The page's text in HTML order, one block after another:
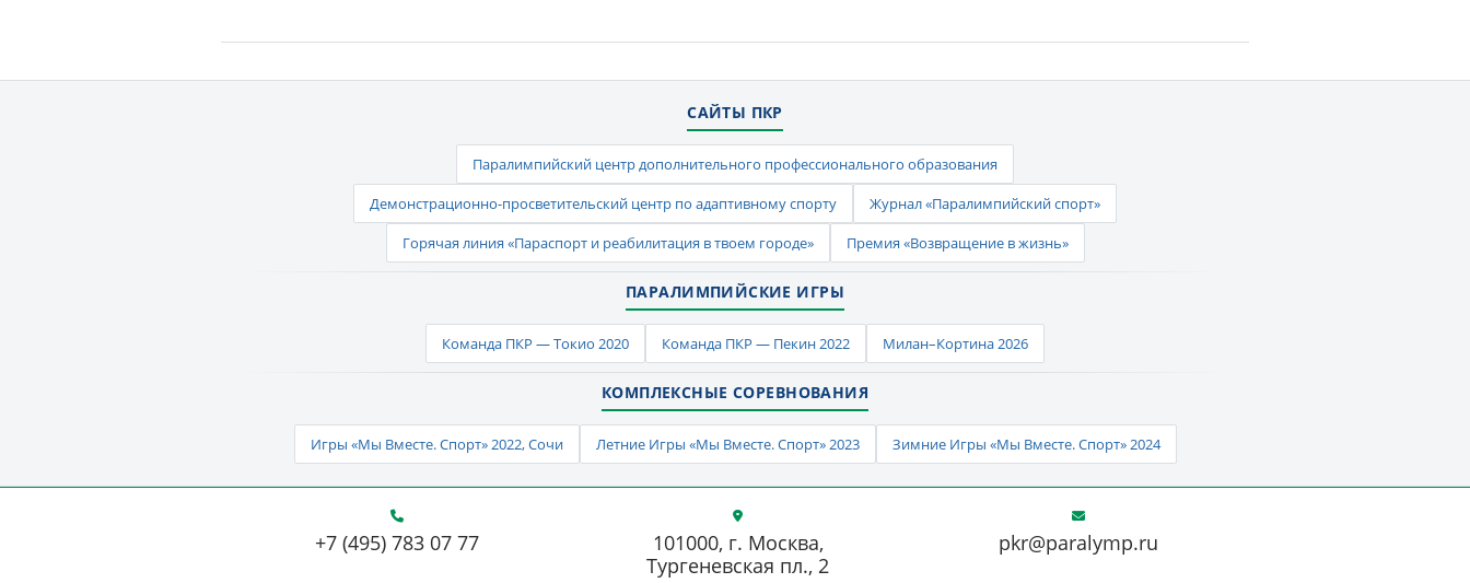
САЙТЫ ПКР
Паралимпийский центр дополнительного профессионального образования
Демонстрационно-просветительский центр по адаптивному спорту
Журнал «Паралимпийский спорт»
Горячая линия «Параспорт и реабилитация в твоем городе»
Премия «Возвращение в жизнь»
ПАРАЛИМПИЙСКИЕ ИГРЫ
Команда ПКР — Токио 2020 Команда ПКР — Пекин 2022 Милан–Кортина 2026
КОМПЛЕКСНЫЕ СОРЕВНОВАНИЯ
Игры «Мы Вместе. Спорт» 2022, Сочи Летние Игры «Мы Вместе. Спорт» 2023 Зимние Игры «Мы Вместе. Спорт» 2024
+7 (495) 783 07 77 pkr@paralymp.ru
101000, г. Москва,
Тургеневская пл., 2